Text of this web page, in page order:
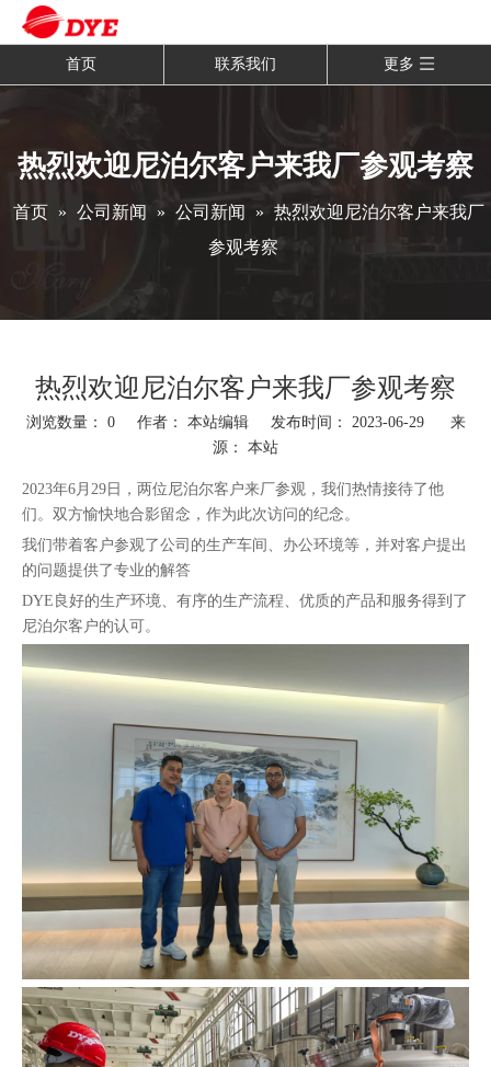
首页 联系我们 更多
热烈欢迎尼泊尔客户来我厂参观考察
首页 » 公司新闻 » 公司新闻 » 热烈欢迎尼泊尔客户来我厂
参观考察
热烈欢迎尼泊尔客户来我厂参观考察
浏览数量： 0作者： 本站编辑 发布时间： 2023-06-29 来
源： 本站
["wechat","weibo","qzone","douban","email"]
2023年6月29日，两位尼泊尔客户来厂参观，我们热情接待了他
们。双方愉快地合影留念，作为此次访问的纪念。
我们带着客户参观了公司的生产车间、办公环境等，并对客户提出
的问题提供了专业的解答
DYE良好的生产环境、有序的生产流程、优质的产品和服务得到了
尼泊尔客户的认可。